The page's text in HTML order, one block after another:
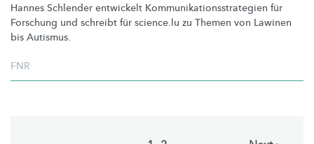
Hannes Schlender entwickelt Kommunikationsstrategien für
Forschung und schreibt für science.lu zu Themen von Lawinen
bis Autismus.
FNR